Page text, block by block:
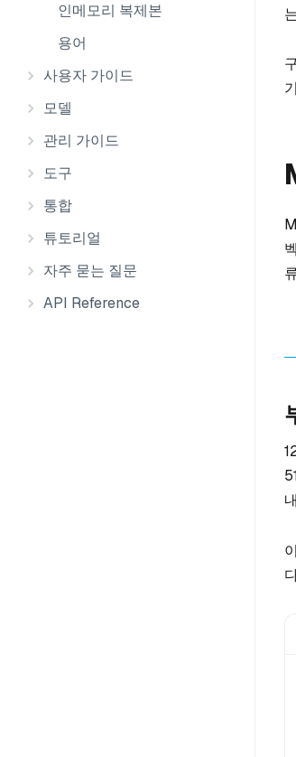
인메모리 복제본
용어
사용자 가이드
모델
관리 가이드
도구
통합
튜토리얼
자주 묻는 질문
API Reference